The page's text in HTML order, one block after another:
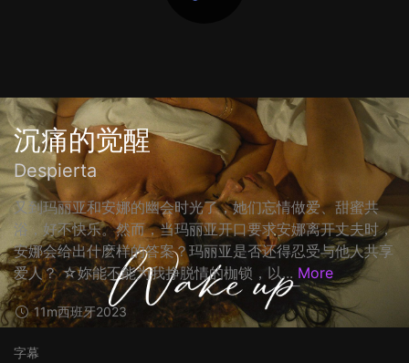
沉痛的觉醒
Despierta
又到玛丽亚和安娜的幽会时光了，她们忘情做爱、甜蜜共
浴，好不快乐。然而，当玛丽亚开口要求安娜离开丈夫时，
安娜会给出什麽样的答案？玛丽亚是否还得忍受与他人共享
爱人？ ☆妳能不能为我挣脱情的枷锁，以... More
11m西班牙2023
字幕